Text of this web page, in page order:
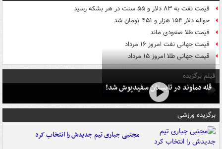
قیمت نفت به ۸۳ دلار و ۵۵ سنت در هر بشکه رسید
حواله دلار ۱۵۴ هزار و ۴۵۱ تومان شد
قیمت طلا صعودی ماند
قیمت جهانی نفت امروز ۱۶ مرداد
قیمت جهانی طلا امروز ۱۵ مرداد
فیلم برگزیده
قله دماوند در تابستان سفیدپوش شد!
برگزیده ورزشی
مجتبی جباری تیم جدیدش را انتخاب کرد